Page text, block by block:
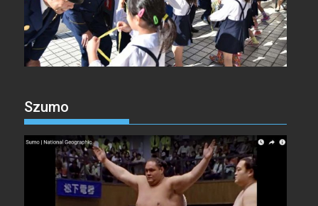
Szumo